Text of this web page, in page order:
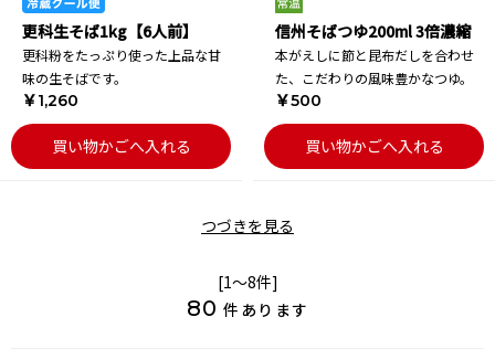
更科生そば1kg【6人前】
更科粉をたっぷり使った上品な甘
味の生そばです。
￥1,260
買い物かごへ入れる
信州そばつゆ200ml 3倍濃縮
本がえしに節と昆布だしを合わせ
た、こだわりの風味豊かなつゆ。
￥500
買い物かごへ入れる
つづきを見る
[1～8件]
80 件あります